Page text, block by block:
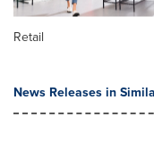
Retail
News Releases in